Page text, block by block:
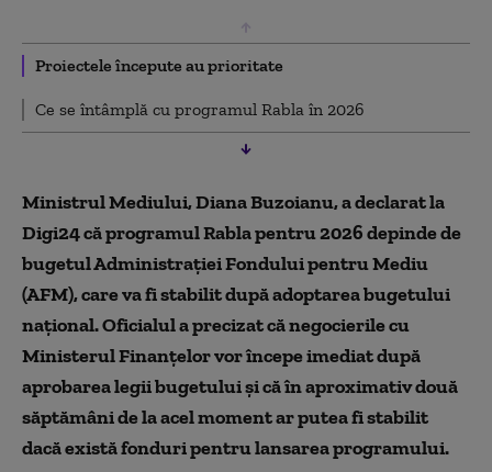
Proiectele începute au prioritate
Ce se întâmplă cu programul Rabla în 2026
Ministrul Mediului, Diana Buzoianu, a declarat la
Digi24 că programul Rabla pentru 2026 depinde de
bugetul Administrației Fondului pentru Mediu
(AFM), care va fi stabilit după adoptarea bugetului
național. Oficialul a precizat că negocierile cu
Ministerul Finanțelor vor începe imediat după
aprobarea legii bugetului și că în aproximativ două
săptămâni de la acel moment ar putea fi stabilit
dacă există fonduri pentru lansarea programului.